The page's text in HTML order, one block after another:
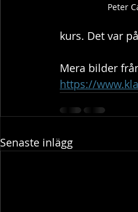
Peter
kurs. Det var
Mera bilder
https://
Senaste inlägg